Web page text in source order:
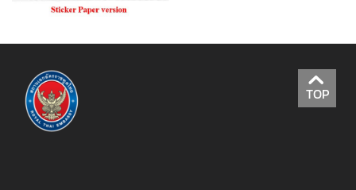
พั
น
ธ์
ไ
ท
TOP